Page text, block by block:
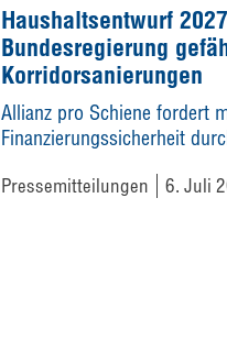
Haushaltsentwurf
Bundesregierung
Korridorsanierungen
Allianz pro Schiene fordert
Finanzierungssicherheit
Pressemitteilungen 6. Juli